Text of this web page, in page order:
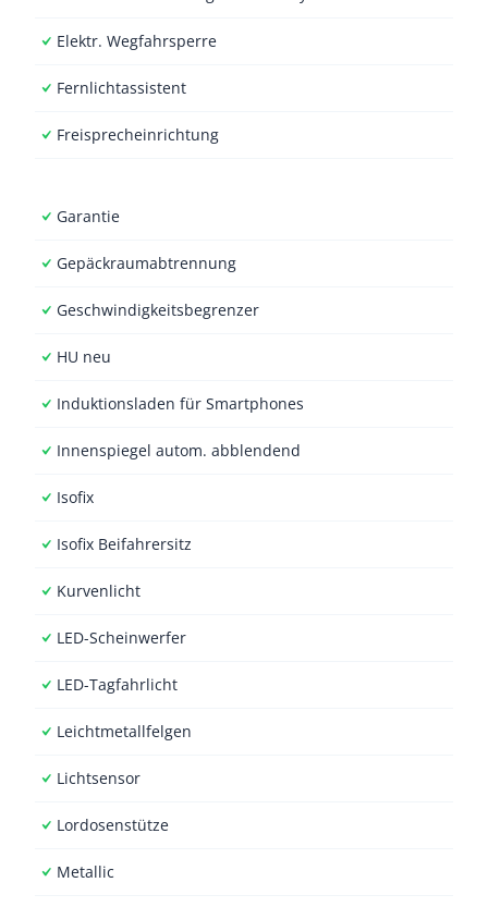
Elektr. Wegfahrsperre
Fernlichtassistent
Freisprecheinrichtung
Garantie
Gepäckraumabtrennung
Geschwindigkeitsbegrenzer
HU neu
Induktionsladen für Smartphones
Innenspiegel autom. abblendend
Isofix
Isofix Beifahrersitz
Kurvenlicht
LED-Scheinwerfer
LED-Tagfahrlicht
Leichtmetallfelgen
Lichtsensor
Lordosenstütze
Metallic